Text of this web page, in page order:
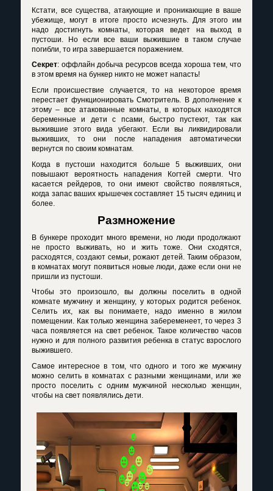
Кстати, все существа, атакующие и проникающие в ваше
убежище, могут в итоге просто исчезнуть. Для этого им
надо достигнуть комнаты, которая ведет на выход в
пустоши. Но если все ваши выжившие в таком случае
погибли, то игра завершается поражением.
Секрет: оффлайн добыча ресурсов всегда хороша тем, что
в этом время на бункер никто не может напасть!
Если происшествие случается, то на некоторое время
перестает функционировать Смотритель. В дополнение к
этому – все атакованные комнаты, в которых находятся
беременные и дети с псами, быстро пустеют, так как
выжившие этого вида убегают. Если вы ликвидировали
выживших, то они после нападения автоматически
вернутся по своим комнатам.
Когда в пустоши находится больше 5 выживших, они
повышают вероятность нападения Когтей смерти. Что
касается рейдеров, то они имеют свойство появляться,
когда запас ваших крышечек составляет 15 тысяч единиц и
более.
Размножение
В бункере проходит много времени, но люди продолжают
не просто выживать, но и жить тоже. Они сходятся,
расходятся, создают семьи, рожают детей. Таким образом,
в комнатах могут появиться новые люди, даже если они не
пришли из пустоши.
Чтобы это произошло, вы должны поселить в одной
комнате мужчину и женщину, у которых родится ребенок.
Селить их, как вы понимаете, надо именно в жилом
помещении. Как только женщина забеременеет, то через 3
часа появляется на свет ребенок. Такое количество часов
нужно и для полного развития ребенка в статус взрослого
выжившего.
Самое интересное в том, что одного и того же мужчину
можно селить в комнатах с разными женщинами, или же
просто поселить с одним мужчиной несколько женщин,
чтобы на свет появлялись дети.